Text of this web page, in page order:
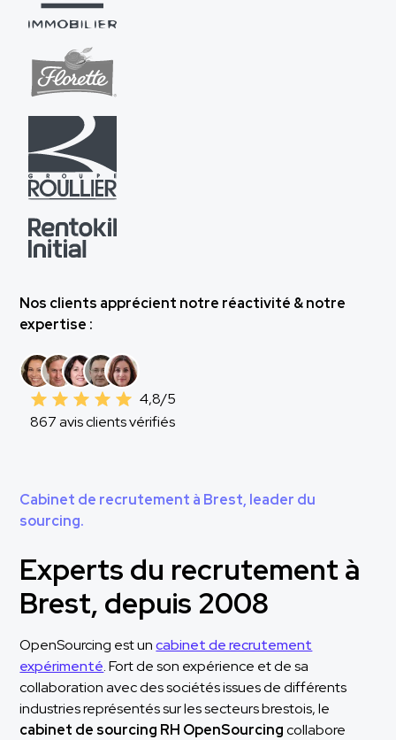
Nos clients apprécient notre réactivité & notre
expertise :
4,8/5
867 avis clients vérifiés
Cabinet de recrutement à Brest, leader du
sourcing.
Experts du recrutement à
Brest, depuis 2008
OpenSourcing est uncabinet de recrutement
expérimenté. Fort de son expérience et de sa
collaboration avec des sociétés issues de différents
industries représentés sur les secteurs brestois, le
cabinet de sourcing RH OpenSourcingcollabore